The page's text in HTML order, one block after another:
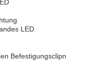
LED
Befestigungsclipn